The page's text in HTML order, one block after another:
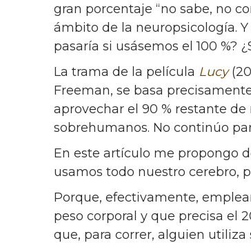
gran porcentaje “no sabe, no
ámbito de la neuropsicología.
pasaría si usásemos el 100 %?
La trama de la película Lucy
Freeman, se basa
aprovechar el 90 % restante
sobrehumanos. No continúo
En este artículo me propongo
usamos todo nuestro cerebro,
Porque, efectivamente,
peso corporal y que precisa el
que, para correr, alguien utiliza